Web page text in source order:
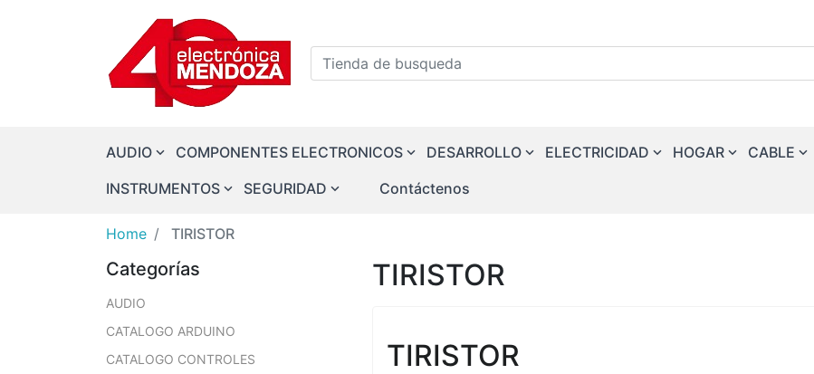
Tienda de busqueda
AUDIO COMPONENTES ELECTRONICOS DESARROLLO ELECTRICIDAD HOGAR CABLE
INSTRUMENTOS
SEGURIDAD Contáctenos
Home TIRISTOR
Categorías
AUDIO
CATALOGO ARDUINO
CATALOGO CONTROLES
TIRISTOR
TIRISTOR